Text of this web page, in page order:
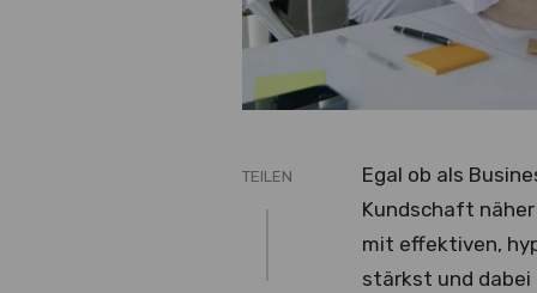
TEILEN
Egal ob als
Kundschaft
mit effektiven,
stärkst und dabei